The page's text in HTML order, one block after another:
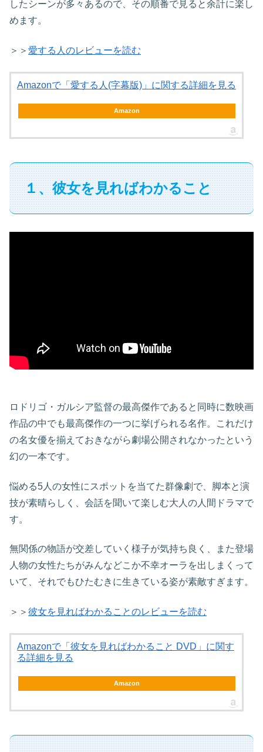
したシーンが多々あるので、その順番で見ると余計に楽し
めます。
＞＞ 愛する人のレビューを読む
Amazonで「愛する人(字幕版)」に関する詳細を見る
Amazon
１、彼女を見ればわかること
ロドリゴ・ガルシア監督の最高傑作であると同時に数映画
作品の中でも最高傑作の一つに挙げられる名作。これだけ
の名女優を揃えておきながら劇場公開されなかったという
幻の一本です。
悩める5人の女性にスポットを当てた群像劇で、脚本と演
技が素晴らしく、会話を聞いて楽しむ大人の人間ドラマで
す。
無関係の物語が交差していく様子が気持ち良く、また登場
人物の女性たちがみんなどこか不幸オーラを出しまくって
いて、それでもひたむきに生きている姿が素敵すぎます。
＞＞ 彼女を見ればわかることのレビューを読む
Amazonで「彼女を見ればわかること DVD」に関す
る詳細を見る
Amazon